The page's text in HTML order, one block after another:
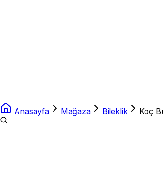
Anasayfa Mağaza Bileklik Koç